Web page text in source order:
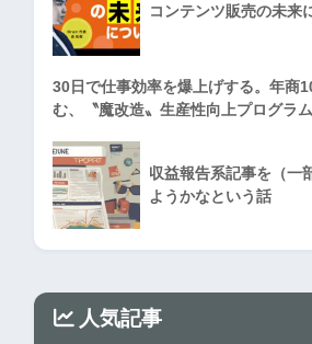
コンテンツ販売の未来
30日で仕事効率を爆上げする。年商
む、〝魔改造〟生産性向上プログラム
収益報告系記事を（一
ようかなという話
人気記事